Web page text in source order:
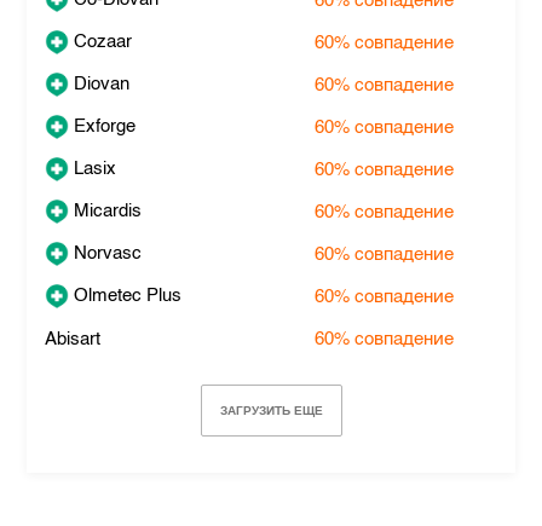
Cozaar 60% совпадение
Diovan 60% совпадение
Exforge 60% совпадение
Lasix 60% совпадение
Micardis 60% совпадение
Norvasc 60% совпадение
Olmetec Plus 60% совпадение
Abisart 60% совпадение
ЗАГРУЗИТЬ ЕЩЕ